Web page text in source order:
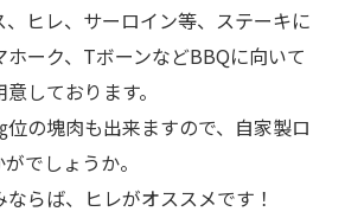
ヒレ、サーロイン等、ステーキに
ーク、TボーンなどBBQに向いて
しております。
位の塊肉も出来ますので、自家製ロ
でしょうか。
らば、ヒレがオススメです！